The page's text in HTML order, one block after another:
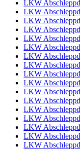
LKW
LKW
LKW
LKW
LKW
LKW
LKW
LKW
LKW
LKW
LKW
LKW
LKW
LKW
LKW
LKW
LKW